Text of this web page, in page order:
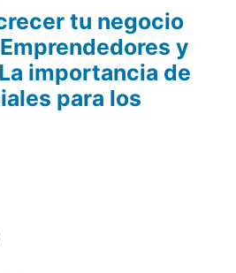
tu negocio
y
La importancia de
para los